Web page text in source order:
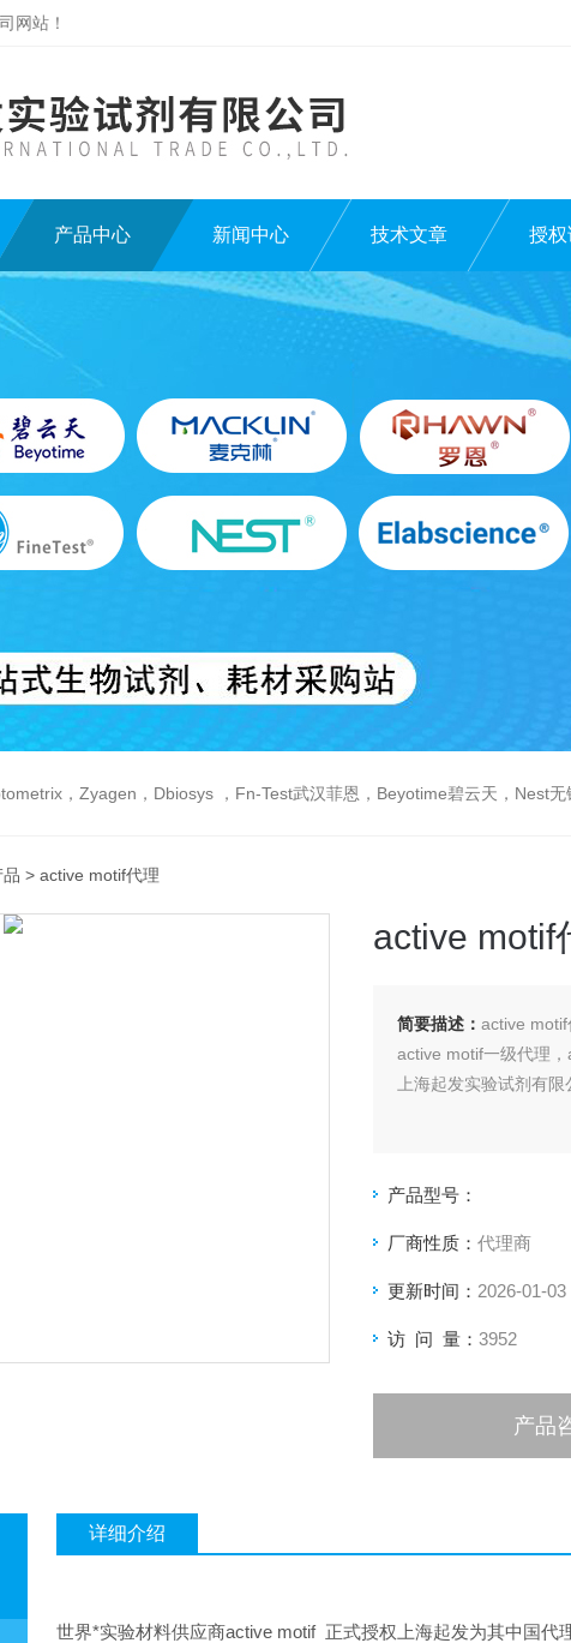
网站！
产品中心 新闻中心 技术文章 授权
Dbiosys ，Fn-Test武汉菲恩，Beyotime碧云天，Nest无锡耐思，Elabscience伊莱瑞特，Macklin麦克林生物，Cobioer
品 > active motif代理
active motif
简要描述： active motif
active motif一级代理
上海起发实验试剂有
产品型号：
厂商性质： 代理商
更新时间： 2026-01-03
访 问 量： 3952
产品
详细介绍
世界*实验材料供应商active motif 正式授权上海起发为其中国